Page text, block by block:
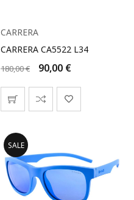
CARRERA
CARRERA CA5522 L34
180,00€ 90,00 €
SALE